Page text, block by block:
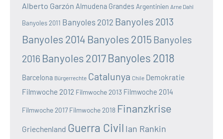
Alberto Garzón Almudena Grandes Argentinien Arne Dahl
Banyoles 2011 Banyoles 2012 Banyoles 2013
Banyoles 2014 Banyoles 2015 Banyoles
2016 Banyoles 2017 Banyoles 2018
Barcelona Bürgerrechte Catalunya Chile Demokratie
Filmwoche 2012 Filmwoche 2013 Filmwoche 2014
Filmwoche 2017 Filmwoche 2018 Finanzkrise
Griechenland Guerra Civil Ian Rankin